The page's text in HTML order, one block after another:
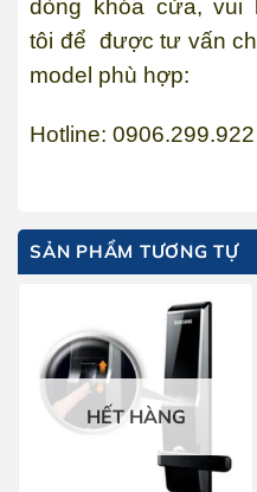
dòng khóa cửa, vui
tôi để được tư vấn
model phù hợp:
Hotline:
SẢN PHẨM TƯƠNG TỰ
HẾT HÀNG